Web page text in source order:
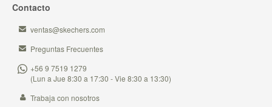
Contacto
ventas@skechers.com
Preguntas Frecuentes
+56 9 7519 1279
(Lun a Jue 8:30 a 17:30 - Vie 8:30 a 13:30)
Trabaja con nosotros